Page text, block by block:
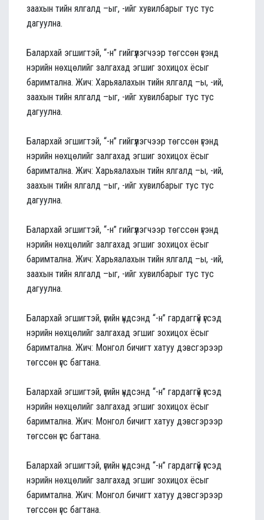
заахын тийн ялгалд –ыг, -ийг хувилбарыг тус тус
дагуулна.
Балархай эгшигтэй, “-н” гийгүүлэгчээр төгссөн үгэнд
нэрийн нөхцөлийг залгахад эгшиг зохицох ёсыг
баримтална. Жич: Харьяалахын тийн ялгалд –ы, -ий,
заахын тийн ялгалд –ыг, -ийг хувилбарыг тус тус
дагуулна.
Балархай эгшигтэй, “-н” гийгүүлэгчээр төгссөн үгэнд
нэрийн нөхцөлийг залгахад эгшиг зохицох ёсыг
баримтална. Жич: Харьяалахын тийн ялгалд –ы, -ий,
заахын тийн ялгалд –ыг, -ийг хувилбарыг тус тус
дагуулна.
Балархай эгшигтэй, “-н” гийгүүлэгчээр төгссөн үгэнд
нэрийн нөхцөлийг залгахад эгшиг зохицох ёсыг
баримтална. Жич: Харьяалахын тийн ялгалд –ы, -ий,
заахын тийн ялгалд –ыг, -ийг хувилбарыг тус тус
дагуулна.
Балархай эгшигтэй, үгийн үндсэнд “-н” гардаггүй үгсэд
нэрийн нөхцөлийг залгахад эгшиг зохицох ёсыг
баримтална. Жич: Монгол бичигт хатуу дэвсгэрээр
төгссөн үгс багтана.
Балархай эгшигтэй, үгийн үндсэнд “-н” гардаггүй үгсэд
нэрийн нөхцөлийг залгахад эгшиг зохицох ёсыг
баримтална. Жич: Монгол бичигт хатуу дэвсгэрээр
төгссөн үгс багтана.
Балархай эгшигтэй, үгийн үндсэнд “-н” гардаггүй үгсэд
нэрийн нөхцөлийг залгахад эгшиг зохицох ёсыг
баримтална. Жич: Монгол бичигт хатуу дэвсгэрээр
төгссөн үгс багтана.